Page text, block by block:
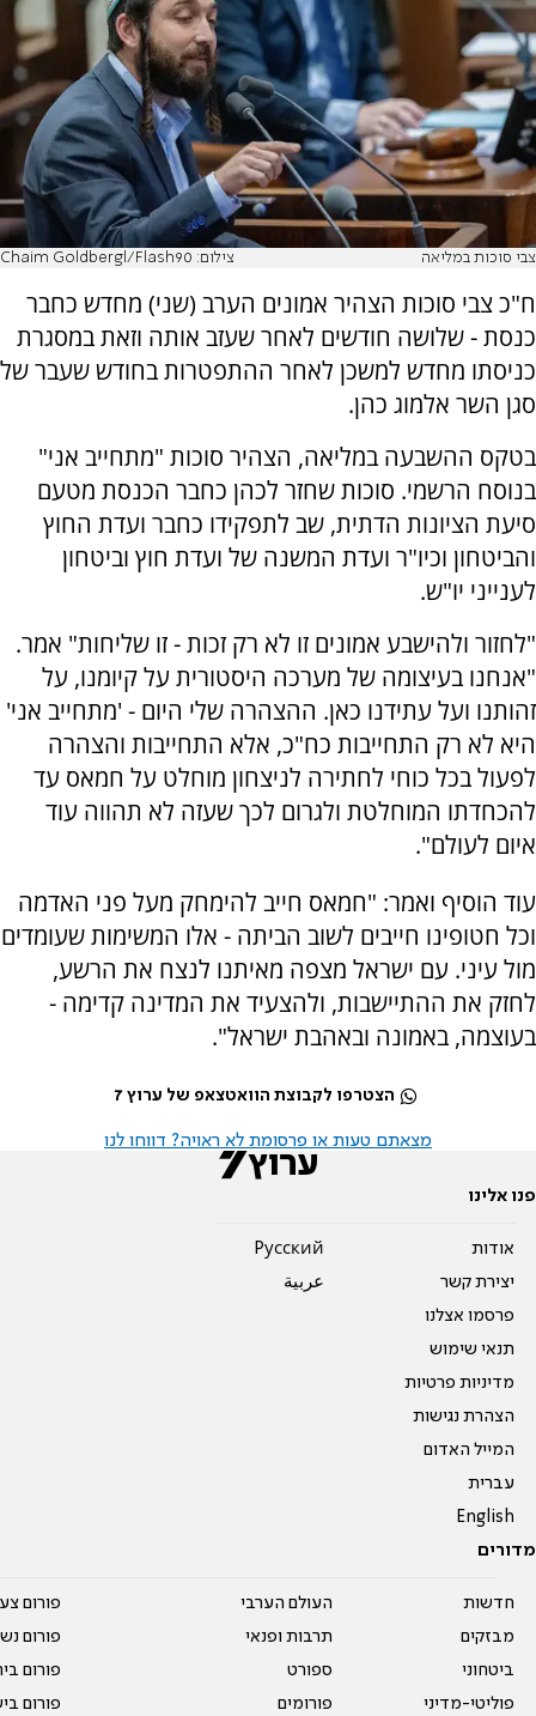
צבי סוכות במליאה צילום: Chaim Goldbergl/Flash90
ח"כ צבי סוכות הצהיר אמונים הערב (שני) מחדש כחבר
כנסת - שלושה חודשים לאחר שעזב אותה וזאת במסגרת
כניסתו מחדש למשכן לאחר ההתפטרות בחודש שעבר של
סגן השר אלמוג כהן.
בטקס ההשבעה במליאה, הצהיר סוכות "מתחייב אני"
בנוסח הרשמי. סוכות שחזר לכהן כחבר הכנסת מטעם
סיעת הציונות הדתית, שב לתפקידו כחבר ועדת החוץ
והביטחון וכיו"ר ועדת המשנה של ועדת חוץ וביטחון
לענייני יו"ש.
"לחזור ולהישבע אמונים זו לא רק זכות - זו שליחות" אמר.
"אנחנו בעיצומה של מערכה היסטורית על קיומנו, על
זהותנו ועל עתידנו כאן. ההצהרה שלי היום - 'מתחייב אני'
היא לא רק התחייבות כח"כ, אלא התחייבות והצהרה
לפעול בכל כוחי לחתירה לניצחון מוחלט על חמאס עד
להכחדתו המוחלטת ולגרום לכך שעזה לא תהווה עוד
איום לעולם".
עוד הוסיף ואמר: "חמאס חייב להימחק מעל פני האדמה
וכל חטופינו חייבים לשוב הביתה - אלו המשימות שעומדים
מול עיני. עם ישראל מצפה מאיתנו לנצח את הרשע,
לחזק את ההתיישבות, ולהצעיד את המדינה קדימה -
בעוצמה, באמונה ובאהבת ישראל".
הצטרפו לקבוצת הוואטצאפ של ערוץ 7
מצאתם טעות או פרסומת לא ראויה? דווחו לנו
פנו אלינו
אודות
יצירת קשר
פרסמו אצלנו
תנאי שימוש
מדיניות פרטיות
הצהרת נגישות
המייל האדום
עברית
English
Pусский
عربية
מדורים
חדשות
מבזקים
ביטחוני
פוליטי-מדיני
העולם הערבי
תרבות ופנאי
ספורט
פורומים
פורום
פורום
פורום
פורום